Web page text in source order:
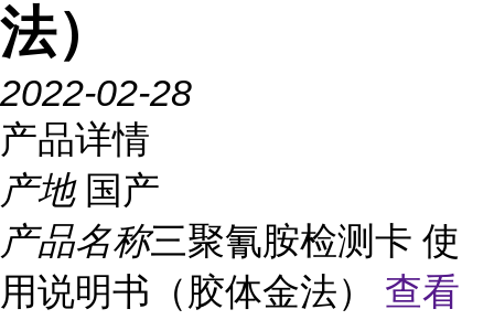
法）
2022-02-28
产品详情
产地 国产
产品名称三聚氰胺检测卡 使
用说明书（胶体金法） 查看